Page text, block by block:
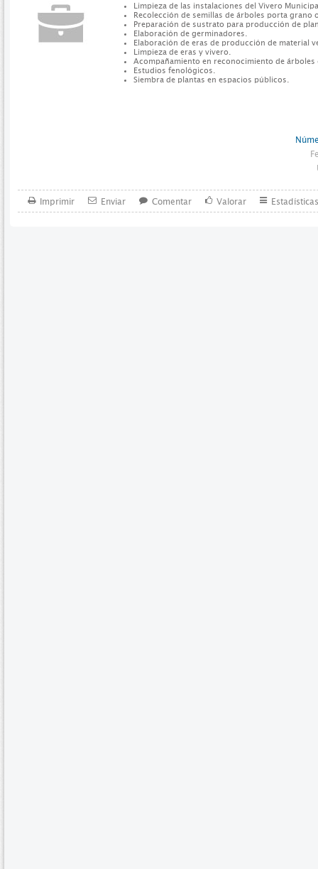
Limpieza de las instalaciones del Vivero
Recolección de semillas de árboles porta grano
Preparación de sustrato para producción de
Elaboración de germinadores.
Elaboración de eras de producción de material
Limpieza de eras y vivero.
Acompañamiento en reconocimiento de
Estudios fenológicos.
Siembra de plantas en espacios públicos.
Imprimir Enviar Comentar Valorar Estadísticas